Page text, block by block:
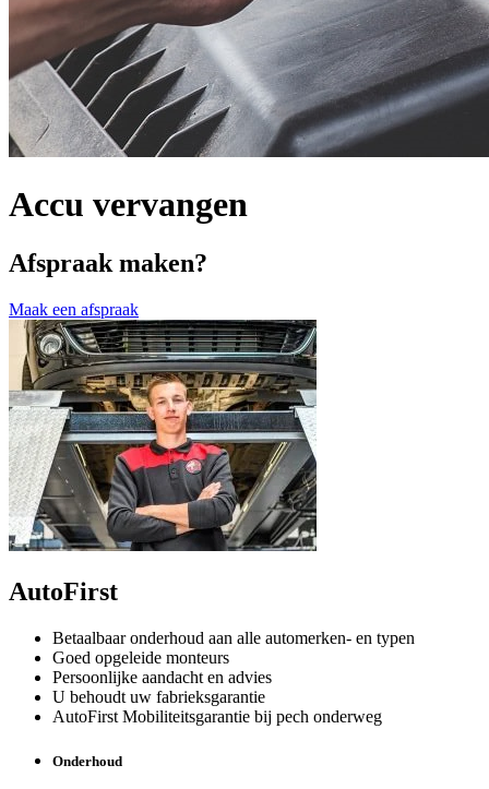
Accu vervangen
Afspraak maken?
Maak een afspraak
AutoFirst
Betaalbaar onderhoud aan alle automerken- en typen
Goed opgeleide monteurs
Persoonlijke aandacht en advies
U behoudt uw fabrieksgarantie
AutoFirst Mobiliteitsgarantie bij pech onderweg
Onderhoud